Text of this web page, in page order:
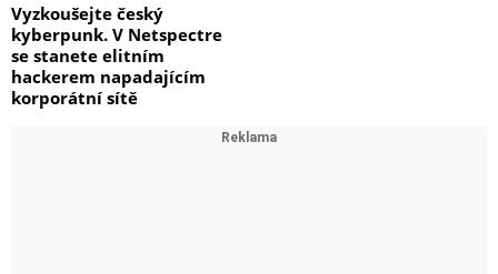
Vyzkoušejte český
kyberpunk. V Netspectre
se stanete elitním
hackerem napadajícím
korporátní sítě